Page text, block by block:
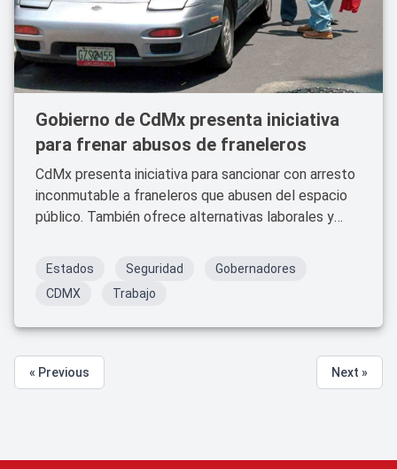
Gobierno de CdMx presenta iniciativa
para frenar abusos de franeleros
CdMx presenta iniciativa para sancionar con arresto
inconmutable a franeleros que abusen del espacio
público. También ofrece alternativas laborales y
Estados Seguridad
Gobernadores
CDMX
Trabajo
« Previous Next »